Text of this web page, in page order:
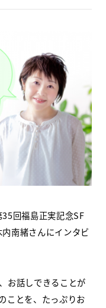
回福島正実記念SF
南緒さんにインタビ
お話しできることが
ことを、たっぷりお